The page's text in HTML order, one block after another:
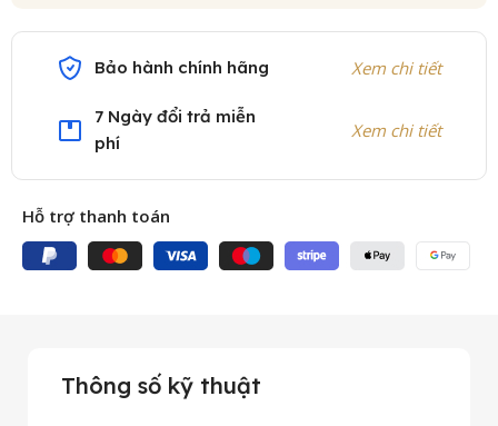
Bảo hành chính hãng Xem chi tiết
7 Ngày đổi trả miễn
phí
Xem chi tiết
Hỗ trợ thanh toán
Thông số kỹ thuật